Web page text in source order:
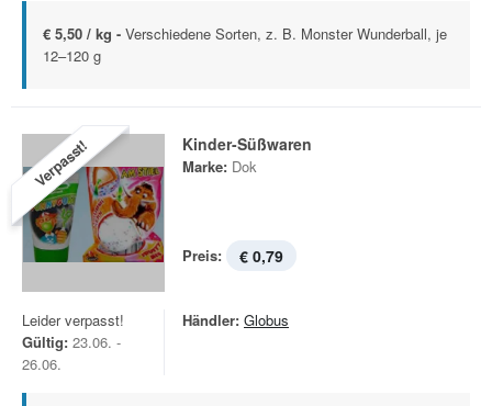
€ 5,50 / kg - Verschiedene Sorten, z. B. Monster Wunderball, je
12–120 g
Verpasst! Kinder-Süßwaren
Marke: Dok
Preis: € 0,79
Leider verpasst!
Gültig: 23.06. -
26.06.
Händler: Globus